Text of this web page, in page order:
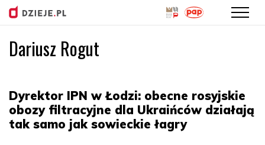
Dariusz Rogut
Dyrektor IPN w Łodzi: obecne rosyjskie
obozy filtracyjne dla Ukraińców działają
tak samo jak sowieckie łagry